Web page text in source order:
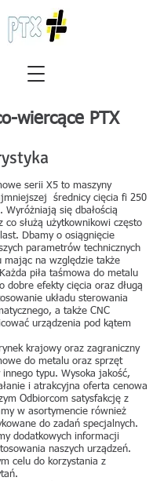
wiercące PTX
serii X5 to maszyny
średnicy cięcia fi 250
Wyróżniają się dbałością
co służą użytkownikowi często
Dbamy o osiągnięcie
parametrów technicznych
mając na względzie także
piła taśmowa do metalu
dobre efekty cięcia oraz długą
układu sterowania
a także CNC
urządzenia pod kątem
krajowy oraz zagraniczny
do metalu oraz sprzęt
typu. Wysoka jakość,
i atrakcyjna oferta cenowa
Odbiorcom satysfakcję z
w asortymencie również
do zadań specjalnych.
dodatkowych informacji
naszych urządzeń.
celu do korzystania z